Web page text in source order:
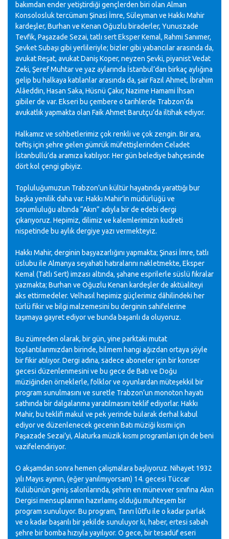
bakımdan ender yetiştirdiği gençlerden biri olan Alman
Konsolosluk tercümanı Şinasi İmre, Süleyman ve Hakkı Mahir
kardeşler, Burhan ve Kenan Oğuzlu biraderler, Yunuszade
Tevfik, Paşazade Sezai, tatlı sert Eksper Kemal, Rahmi Sanımer,
Şevket Subaşı gibi yerlileriyle; bizler gibi yabancılar arasında da,
avukat Reşat, avukat Daniş Koper, neyzen Şevki, piyanist Vedat
Zeki, Şeref Muhtar ve yaz aylarında İstanbul’dan birkaç aylığına
gelip bu halkaya katılanlar arasında da, şair Fazıl Ahmet, İbrahim
Alâeddin, Hasan Saka, Hüsnü Çakır, Nazime Hamami İhsan
gibiler de var. Ekseri bu çembere o tarihlerde Trabzon’da
avukatlık yapmakta olan Faik Ahmet Barutçu’da iltihak ediyor.
Halkamız ve sohbetlerimiz çok renkli ve çok zengin. Bir ara,
teftiş için şehre gelen gümrük müfettişlerinden Celadet
İstanbullu’da aramıza katılıyor. Her gün belediye bahçesinde
dört kol çengi gibiyiz.
Topluluğumuzun Trabzon’un kültür hayatında yarattığı bur
başka yenilik daha var. Hakkı Mahir’in müdürlüğü ve
sorumluluğu altında “Akın” adıyla bir de edebi dergi
çıkarıyoruz. Hepimiz, dilimiz ve kalemlerimizin kudreti
nispetinde bu aylık dergiye yazı vermekteyiz.
Hakkı Mahir, derginin başyazarlığını yapmakta; Şinasi İmre, tatlı
üslubu ile Almanya seyahati hatıralarını nakletmekte, Eksper
Kemal (Tatlı Sert) imzası altında, şahane esprilerle süslü fıkralar
yazmakta; Burhan ve Oğuzlu Kenan kardeşler de aktüaliteyi
aks ettirmedeler. Velhasıl hepimiz güçlerimiz dâhilindeki her
türlü fikir ve bilgi malzemesini bu derginin sahifelerine
taşımaya gayret ediyor ve bunda başarılı da oluyoruz.
Bu zümreden olarak, bir gün, yine parktaki mutat
toplantılarımızdan birinde, bilmem hangi ağızdan ortaya şöyle
bir fikir atılıyor. Dergi adına, sadece aboneler için bir konser
gecesi düzenlenmesini ve bu gece de Batı ve Doğu
müziğinden örneklerle, folklor ve oyunlardan müteşekkil bir
program sunulmasını ve suretle Trabzon’un monoton hayatı
sathında bir dalgalanma yaratılmasını teklif ediyorlar. Hakkı
Mahir, bu teklifi makul ve pek yerinde bularak derhal kabul
ediyor ve düzenlenecek gecenin Batı müziği kısmı için
Paşazade Sezai’yi, Alaturka müzik kısmı programları için de beni
vazifelendiriyor.
O akşamdan sonra hemen çalışmalara başlıyoruz. Nihayet 1932
yılı Mayıs ayının, (eğer yanılmıyorsam) 14. gecesi Tüccar
Kulübünün geniş salonlarında, şehrin en münevver sınıfına Akın
Dergisi mensuplarının hazırlamış olduğu muhteşem bir
program sunuluyor. Bu program, Tanrı lûtfu ile o kadar parlak
ve o kadar başarılı bir şekilde sunuluyor ki, haber, ertesi sabah
şehre bir bomba hızıyla yayılıyor. O gece, bir tesadüf eseri